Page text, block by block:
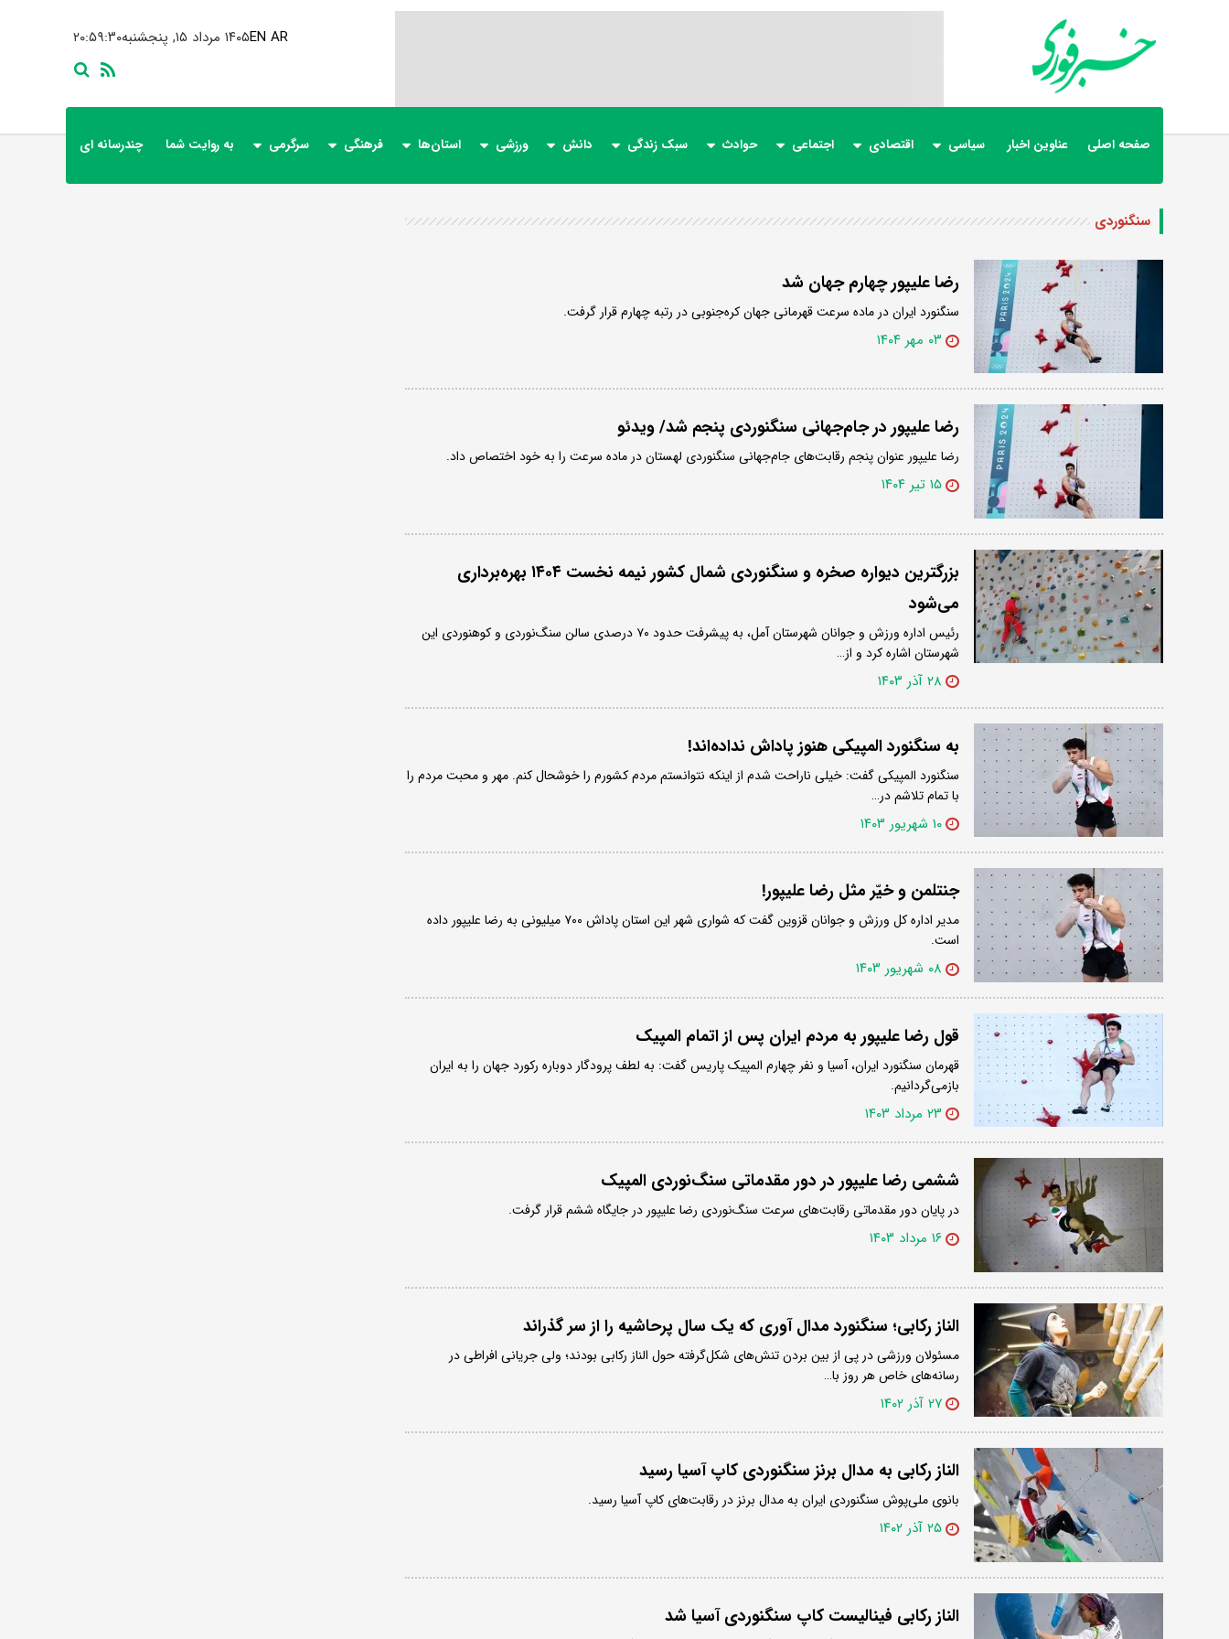
۲۰:۵۹:۳۱ ۱۴۰۵ مرداد ۱۵, پنجشنبهEN AR
صفحه اصلی عناوین اخبار سیاسی اقتصادی اجتماعی حوادث سبک زندگی دانش ورزشی استان‌ها فرهنگی سرگرمی به روایت شما چندرسانه ای
سنگنوردی
رضا علیپور چهارم جهان شد
سنگنورد ایران در ماده سرعت قهرمانی جهان کره‌جنوبی در رتبه چهارم قرار گرفت.
۰۳ مهر ۱۴۰۴
رضا علیپور در جام‌جهانی سنگنوردی پنجم شد/ ویدئو
رضا علیپور عنوان پنجم رقابت‌های جام‌جهانی سنگنوردی لهستان در ماده سرعت را به خود اختصاص داد.
۱۵ تیر ۱۴۰۴
بزرگترین دیواره صخره و سنگنوردی شمال کشور نیمه نخست ۱۴۰۴ بهره‌برداری
می‌شود
رئیس اداره ورزش و جوانان شهرستان آمل، به پیشرفت حدود ۷۰ درصدی سالن سنگ‌نوردی و کوهنوردی این
شهرستان اشاره کرد و از…
۲۸ آذر ۱۴۰۳
به سنگنورد المپیکی هنوز پاداش نداده‌اند!
سنگنورد المپیکی گفت: خیلی ناراحت شدم از اینکه نتوانستم مردم کشورم را خوشحال کنم. مهر و محبت مردم را
با تمام تلاشم در…
۱۰ شهریور ۱۴۰۳
جنتلمن و خیّر مثل رضا علیپور!
مدیر اداره کل ورزش و جوانان قزوین گفت که شواری شهر این استان پاداش ۷۰۰ میلیونی به رضا علیپور داده
است.
۰۸ شهریور ۱۴۰۳
قول رضا علیپور به مردم ایران پس از اتمام المپیک
قهرمان سنگنورد ایران، آسیا و نفر چهارم المپیک پاریس گفت: به لطف پرودگار دوباره رکورد جهان را به ایران
بازمی‌گردانیم.
۲۳ مرداد ۱۴۰۳
ششمی رضا علیپور در دور مقدماتی سنگ‌نوردی المپیک
در پایان دور مقدماتی رقابت‌های سرعت سنگ‌نوردی رضا علیپور در جایگاه ششم قرار گرفت.
۱۶ مرداد ۱۴۰۳
الناز رکابی؛ سنگنورد مدال آوری که یک سال پرحاشیه را از سر گذراند
مسئولان ورزشی در پی از بین بردن تنش‌های شکل‌گرفته حول الناز رکابی بودند؛ ولی جریانی افراطی در
رسانه‌های خاص هر روز با…
۲۷ آذر ۱۴۰۲
الناز رکابی به مدال برنز سنگنوردی کاپ آسیا رسید
بانوی ملی‌پوش سنگنوردی ایران به مدال برنز در رقابت‌های کاپ آسیا رسید.
۲۵ آذر ۱۴۰۲
الناز رکابی فینالیست کاپ سنگنوردی آسیا شد